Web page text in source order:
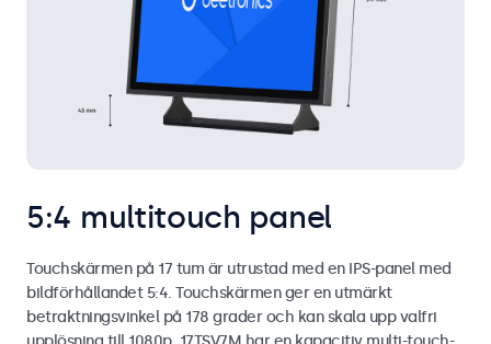
5:4 multitouch panel
Touchskärmen på 17 tum är utrustad med en IPS-panel med
bildförhållandet 5:4. Touchskärmen ger en utmärkt
betraktningsvinkel på 178 grader och kan skala upp valfri